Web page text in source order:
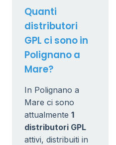
Quanti
distributori
GPL ci sono in
Polignano a
Mare?
In Polignano a
Mare ci sono
attualmente 1
distributori GPL
attivi, distribuiti in